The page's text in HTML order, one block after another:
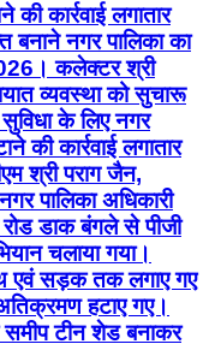
कार्रवाई लगातार
बनाने नगर पालिका का
कलेक्टर श्री
व्यवस्था को सुचारू
के लिए नगर
की कार्रवाई लगातार
श्री पराग जैन,
पालिका अधिकारी
रोड डाक बंगले से पीजी
चलाया गया।
एवं सड़क तक लगाए गए
हटाए गए।
समीप टीन शेड बनाकर